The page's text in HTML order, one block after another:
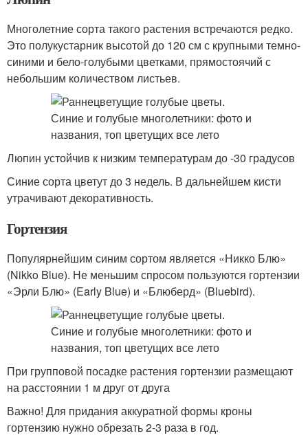
Многолетние сорта такого растения встречаются редко.
Это полукустарник высотой до 120 см с крупными темно-
синими и бело-голубыми цветками, прямостоячий с
небольшим количеством листьев.
Люпин устойчив к низким температурам до -30 градусов
Синие сорта цветут до 3 недель. В дальнейшем кисти
утрачивают декоративность.
Гортензия
Популярнейшим синим сортом является «Никко Блю»
(Nikko Blue). Не меньшим спросом пользуются гортензии
«Эрли Блю» (Early Blue) и «Блюберд» (Bluebird).
При групповой посадке растения гортензии размещают
на расстоянии 1 м друг от друга
Важно! Для придания аккуратной формы кроны
гортензию нужно обрезать 2-3 раза в год.